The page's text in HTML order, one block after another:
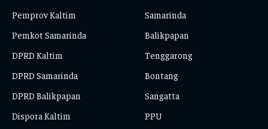
Pemprov Kaltim
Pemkot Samarinda
DPRD Kaltim
DPRD Samarinda
DPRD Balikpapan
Dispora Kaltim
Samarinda
Balikpapan
Tenggarong
Bontang
Sangatta
PPU